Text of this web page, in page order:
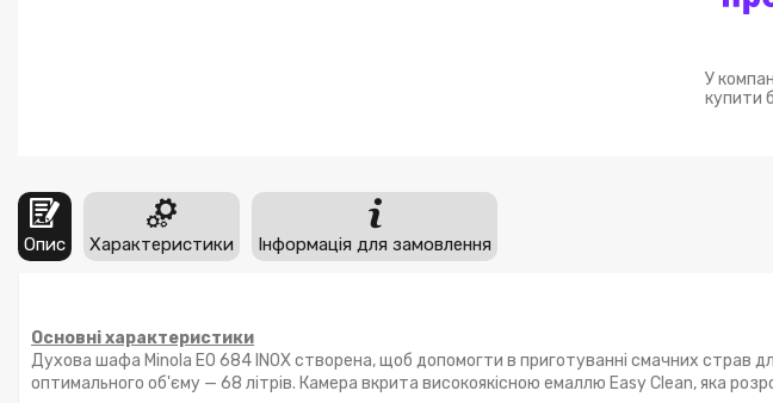
У
купити
Опис Характеристики Інформація для замовлення
Основні характеристики
Духова шафа Minola EO 684 INOX створена, щоб допомогти в приготуванні смачних страв
оптимального об'єму — 68 літрів. Камера вкрита високоякісною емаллю Easy Clean, яка